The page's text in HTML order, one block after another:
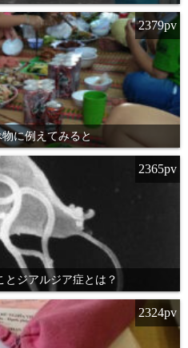
に例えてみると
2379pv
とジアルジア症とは？
2365pv
2324pv